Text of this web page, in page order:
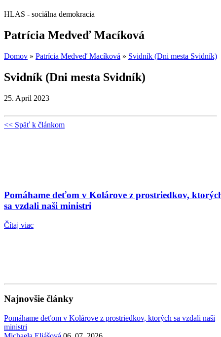
HLAS - sociálna demokracia
Patrícia Medveď Macíková
Domov » Patrícia Medveď Macíková » Svidník (Dni mesta Svidník)
Svidník (Dni mesta Svidník)
25. April 2023
<< Späť k článkom
Pomáhame deťom v Kolárove z prostriedkov,
sa vzdali naši ministri
Čítaj viac
Najnovšie články
Pomáhame deťom v Kolárove z prostriedkov, ktorých sa vzdali naši
ministri